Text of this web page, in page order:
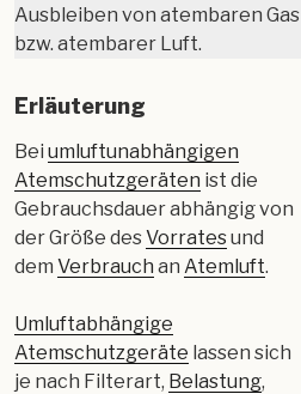
Ausbleiben von atembaren Gas
bzw. atembarer Luft.
Erläuterung
Beiumluftunabhängigen
Atemschutzgeräten ist die
Gebrauchsdauer abhängig von
der Größe desVorratesund
demVerbrauch anAtemluft.
Umluftabhängige
Atemschutzgeräte lassen sich
je nach Filterart, Belastung,